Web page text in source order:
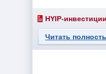
HYIP-инвестиции
Читать